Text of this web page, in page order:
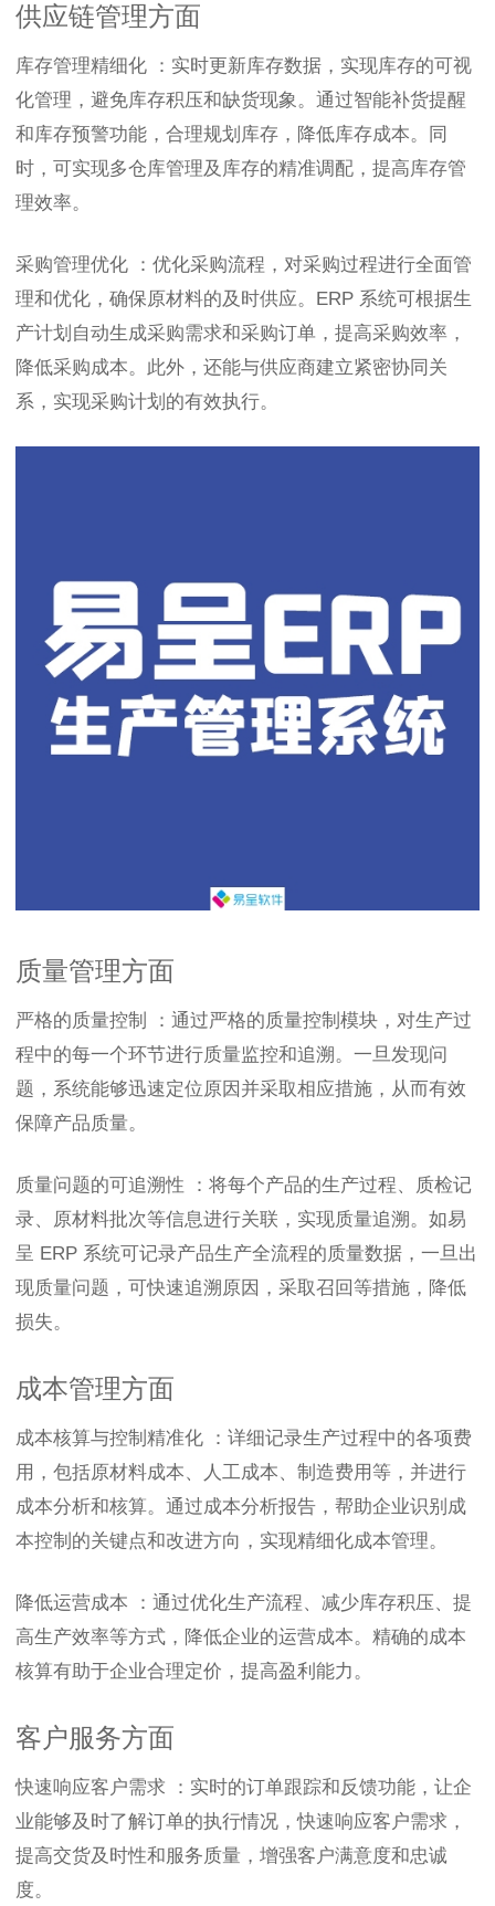
供应链管理方面
库存管理精细化 ：实时更新库存数据，实现库存的可视
化管理，避免库存积压和缺货现象。通过智能补货提醒
和库存预警功能，合理规划库存，降低库存成本。同
时，可实现多仓库管理及库存的精准调配，提高库存管
理效率。
采购管理优化 ：优化采购流程，对采购过程进行全面管
理和优化，确保原材料的及时供应。ERP 系统可根据生
产计划自动生成采购需求和采购订单，提高采购效率，
降低采购成本。此外，还能与供应商建立紧密协同关
系，实现采购计划的有效执行。
质量管理方面
严格的质量控制 ：通过严格的质量控制模块，对生产过
程中的每一个环节进行质量监控和追溯。一旦发现问
题，系统能够迅速定位原因并采取相应措施，从而有效
保障产品质量。
质量问题的可追溯性 ：将每个产品的生产过程、质检记
录、原材料批次等信息进行关联，实现质量追溯。如易
呈 ERP 系统可记录产品生产全流程的质量数据，一旦出
现质量问题，可快速追溯原因，采取召回等措施，降低
损失。
成本管理方面
成本核算与控制精准化 ：详细记录生产过程中的各项费
用，包括原材料成本、人工成本、制造费用等，并进行
成本分析和核算。通过成本分析报告，帮助企业识别成
本控制的关键点和改进方向，实现精细化成本管理。
降低运营成本 ：通过优化生产流程、减少库存积压、提
高生产效率等方式，降低企业的运营成本。精确的成本
核算有助于企业合理定价，提高盈利能力。
客户服务方面
快速响应客户需求 ：实时的订单跟踪和反馈功能，让企
业能够及时了解订单的执行情况，快速响应客户需求，
提高交货及时性和服务质量，增强客户满意度和忠诚
度。